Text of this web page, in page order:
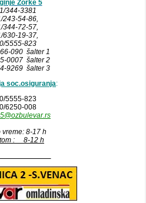
Zorke 5
344-3381
243-54-86,
344-72-57,
630-19-37,
5555-823
090 šalter 1
0007 šalter 2
9269 šalter 3
soc.osiguranja:
5555-823
6250-008
vreme: 8-17 h
: 8-12 h